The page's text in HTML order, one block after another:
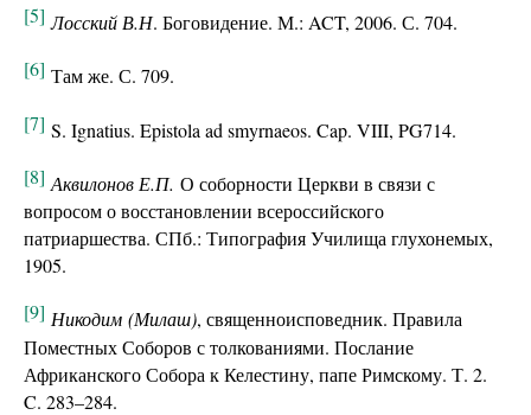
[5] Лосский В.Н. Боговидение. М.: ACT, 2006. С. 704.
[6] Там же. С. 709.
[7] S. Ignatius. Epistola ad smyrnaeos. Cap. VIII, PG714.
[8] Аквилонов Е.П. О соборности Церкви в связи с
вопросом о восстановлении всероссийского
патриаршества. СПб.: Типография Училища глухонемых,
1905.
[9] Никодим (Милаш), священноисповедник. Правила
Поместных Соборов с толкованиями. Послание
Африканского Собора к Келестину, папе Римскому. Т. 2.
C. 283–284.